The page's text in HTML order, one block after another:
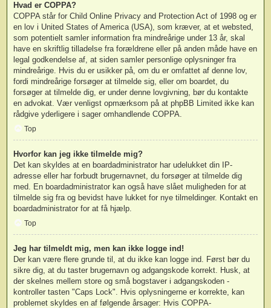
Hvad er COPPA?
COPPA står for Child Online Privacy and Protection Act of 1998 og er
en lov i United States of America (USA), som kræver, at et websted,
som potentielt samler information fra mindreårige under 13 år, skal
have en skriftlig tilladelse fra forældrene eller på anden måde have en
legal godkendelse af, at siden samler personlige oplysninger fra
mindreårige. Hvis du er usikker på, om du er omfattet af denne lov,
fordi mindreårige forsøger at tilmelde sig, eller om boardet, du
forsøger at tilmelde dig, er under denne lovgivning, bør du kontakte
en advokat. Vær venligst opmærksom på at phpBB Limited ikke kan
rådgive yderligere i sager omhandlende COPPA.
Top
Hvorfor kan jeg ikke tilmelde mig?
Det kan skyldes at en boardadministrator har udelukket din IP-
adresse eller har forbudt brugernavnet, du forsøger at tilmelde dig
med. En boardadministrator kan også have slået muligheden for at
tilmelde sig fra og bevidst have lukket for nye tilmeldinger. Kontakt en
boardadministrator for at få hjælp.
Top
Jeg har tilmeldt mig, men kan ikke logge ind!
Der kan være flere grunde til, at du ikke kan logge ind. Først bør du
sikre dig, at du taster brugernavn og adgangskode korrekt. Husk, at
der skelnes mellem store og små bogstaver i adgangskoden -
kontroller tasten "Caps Lock". Hvis oplysningerne er korrekte, kan
problemet skyldes en af følgende årsager: Hvis COPPA-